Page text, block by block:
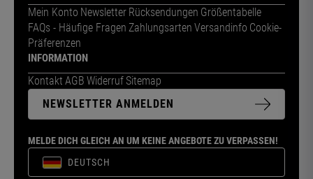
Mein Konto Newsletter Rücksendungen Größentabelle
FAQs - Häufige Fragen Zahlungsarten Versandinfo Cookie-
Präferenzen
INFORMATION
Kontakt AGB Widerruf Sitemap
NEWSLETTER ANMELDEN
MELDE DICH GLEICH AN UM KEINE ANGEBOTE ZU VERPASSEN!
DEUTSCH